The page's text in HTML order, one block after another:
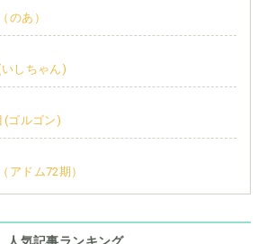
のあ）
しちゃん)
(ゴルゴン)
アドム72期）